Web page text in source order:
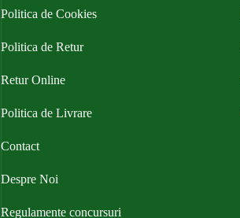
Politica de Cookies
Politica de Retur
Retur Online
Politica de Livrare
Contact
Despre Noi
Regulamente concursuri